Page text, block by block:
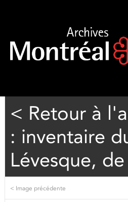
< Retour à
: inventaire
Lévesque,
< Image précédente